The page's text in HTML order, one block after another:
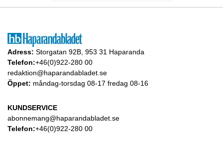
Adress: Storgatan 92B, 953 31 Haparanda
Telefon:+46(0)922-280 00
redaktion@haparandabladet.se
Öppet: måndag-torsdag 08-17 fredag 08-16
KUNDSERVICE
abonnemang@haparandabladet.se
Telefon:+46(0)922-280 00